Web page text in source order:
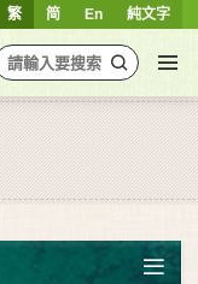
繁 简 En 純文字